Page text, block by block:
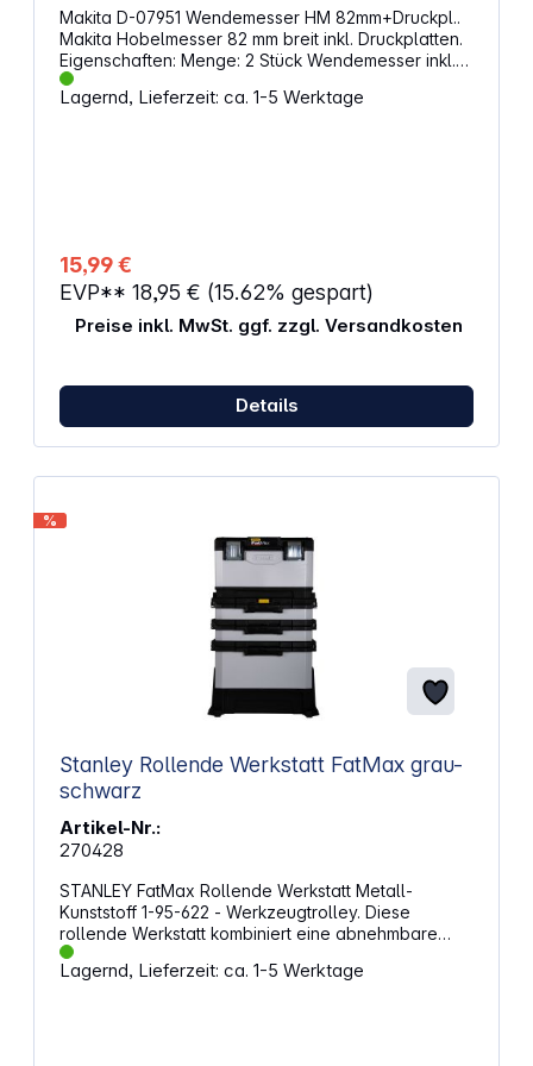
Makita D-07951 Wendemesser HM 82mm+Druckpl..
Makita Hobelmesser 82 mm breit inkl. Druckplatten.
Eigenschaften: Menge: 2 Stück Wendemesser inkl.
Druckplatten Passend für Makita 1100, DKP180,
KP0810C
Lagernd, Lieferzeit: ca. 1-5 Werktage
15,99 €
EVP** 18,95 € (15.62% gespart)
Preise inkl. MwSt. ggf. zzgl. Versandkosten
Details
%
Stanley Rollende Werkstatt FatMax grau-
schwarz
Artikel-Nr.:
270428
STANLEY FatMax Rollende Werkstatt Metall-
Kunststoff 1-95-622 - Werkzeugtrolley. Diese
rollende Werkstatt kombiniert eine abnehmbare
Werkzeugbox, 2 Schubladen und ein großes
Staufach in einem kompakten System. Mit einem
Lagernd, Lieferzeit: ca. 1-5 Werktage